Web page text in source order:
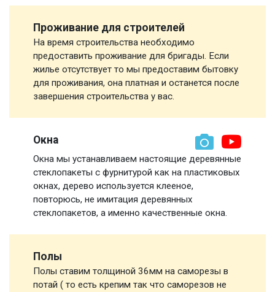
Проживание для строителей
На время строительства необходимо
предоставить проживание для бригады. Если
жилье отсутствует то мы предоставим бытовку
для проживания, она платная и останется после
завершения строительства у вас.
Окна
Окна мы устанавливаем настоящие деревянные
стеклопакеты с фурнитурой как на пластиковых
окнах, дерево используется клееное,
повторюсь, не имитация деревянных
стеклопакетов, а именно качественные окна.
Полы
Полы ставим толщиной 36мм на саморезы в
потай ( то есть крепим так что саморезов не